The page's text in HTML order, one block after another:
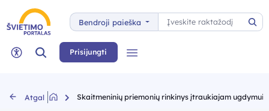
Bendroji paieška
Paieška
Neįgaliųjų rėžimas
Paieška Prisijungti
Atgal Skaitmeninių priemonių rinkinys įtraukiajam ugdymui